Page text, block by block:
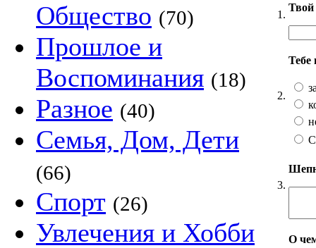
Общество (70)
Прошлое и
Воспоминания (18)
Разное (40)
Семья, Дом, Дети
(66)
Спорт (26)
Увлечения и Хобби
1.
Твой
2.
Тебе
3.
О